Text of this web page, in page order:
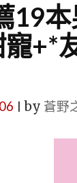
19
+*
by 蒼野